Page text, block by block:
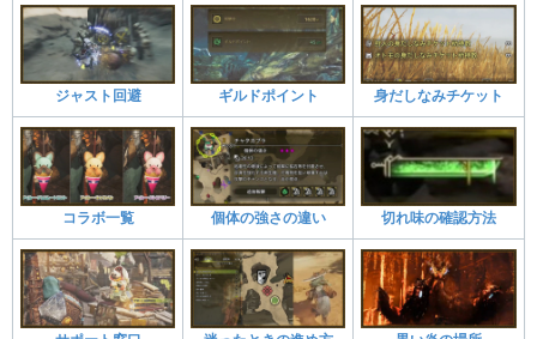
ジャスト回避 ギルドポイント 身だしなみチケット
コラボ一覧 個体の強さの違い 切れ味の確認方法